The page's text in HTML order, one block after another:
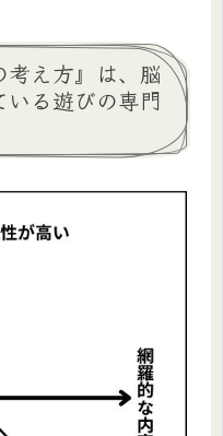
考え方』は、脳
る遊びの専門